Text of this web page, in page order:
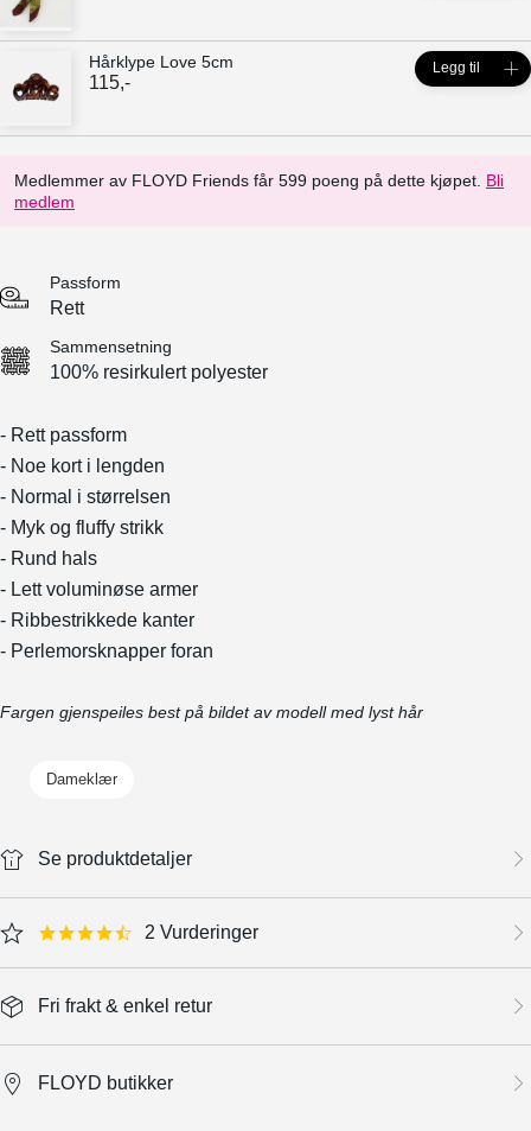
Medlemmer av FLOYD Friends får 599 poeng på dette kjøpet. Bli
medlem
Hårklype Love 5cm
115,-
Legg til
Passform
Rett
Sammensetning
100% resirkulert polyester
- Rett passform
- Noe kort i lengden
- Normal i størrelsen
- Myk og fluffy strikk
- Rund hals
- Lett voluminøse armer
- Ribbestrikkede kanter
- Perlemorsknapper foran
Fargen gjenspeiles best på bildet av modell med lyst hår
Dameklær
Se produktdetaljer
4.5 star rating 2 Vurderinger
Fri frakt & enkel retur
FLOYD butikker